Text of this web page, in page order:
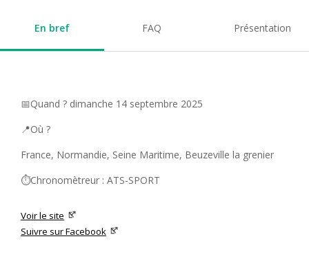
En bref FAQ Présentation
📅Quand ? dimanche 14 septembre 2025
📍Où ?
France, Normandie, Seine Maritime, Beuzeville la grenier
⏱️Chronomètreur : ATS-SPORT
Voir le site
Suivre sur Facebook